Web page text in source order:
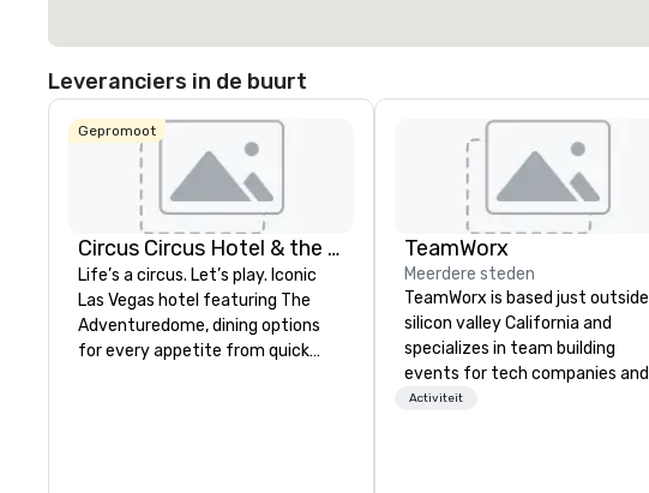
Leveranciers in de buurt
Gepromoot
Circus Circus Hotel & the Festival Grounds
Life’s a circus. Let’s play. Iconic
Las Vegas hotel featuring The
Adventuredome, dining options
for every appetite from quick
TeamWorx
Meerdere steden
TeamWorx is based just outside
silicon valley California and
specializes in team building
events for tech companies and
tech employees, engineering
Activiteit